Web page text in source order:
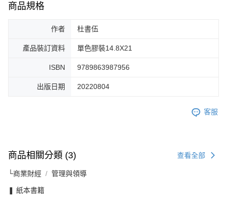
商品規格
作者 杜書伍
產品裝訂資料 單色膠裝14.8X21
ISBN 9789863987956
出版日期 20220804
客服
商品相關分類 (3) 查看全部
└商業財經 管理與領導
❚ 紙本書籍